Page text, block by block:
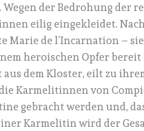
der Bedrohung der
eilig eingekleidet.
Marie de l’Incarnation –
heroischen Opfer bereit
dem Kloster, eilt zu
Karmelitinnen von
gebracht werden und,
Karmelitin wird der